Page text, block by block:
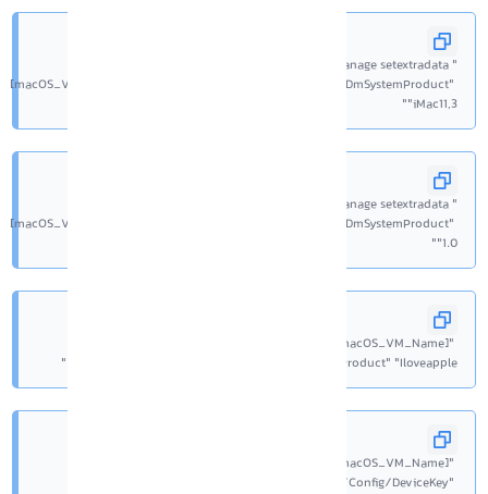
VBoxManage setextradata "
[macOS_VM_Name]""VBoxInternal/Devices/efi/0/Config/DmSystemProduct"
"iMac11,3"
VBoxManage setextradata "
[macOS_VM_Name]""VBoxInternal/Devices/efi/0/Config/DmSystemProduct"
"1.0"
VBoxManage setextradata "[macOS_VM_Name]"
"VBoxInternal/Devices/efi/0/Config/DmSystemProduct" "Iloveapple"
VBoxManage setextradata "[macOS_VM_Name]"
"VBoxInternal/Devices/smc/0/Config/DeviceKey"